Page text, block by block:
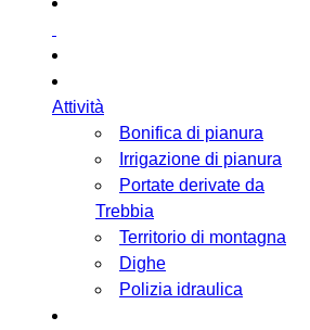
Attività
Bonifica di pianura
Irrigazione di pianura
Portate derivate da
Trebbia
Territorio di montagna
Dighe
Polizia idraulica